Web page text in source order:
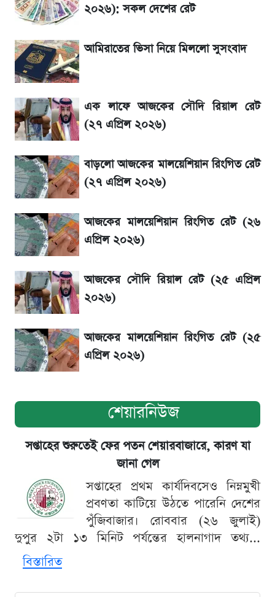
SSc Result 2026 তারিখ চূড়ান্ত, স্কুলে ভর্তি
মুনাফা বৃদ্ধির ধারায় ইসলামী ইন্স্যুরেন্স, ছয় মাসের
হিসাব প্রকাশ
শেয়ারপ্রতি সাড়ে ১০ টাকা বোনাস পাচ্ছে
বিনিয়োগকারীরা
মেসির জীবনে নেমে এলো শোকের ছায়া
La Liga 2026-2027: সর্বশেষ পয়েন্ট টেবিল ও
খবর
সূর্যগ্রহণের দিন আকাশে চোখ ধাঁধানো দৃশ্য, জেনে নিন
সময় ও স্থান
২০২৬): সকল দেশের রেট
আমিরাতের ভিসা নিয়ে মিললো সুসংবাদ
এক লাফে আজকের সৌদি রিয়াল রেট
(২৭ এপ্রিল ২০২৬)
বাড়লো আজকের মালয়েশিয়ান রিংগিত রেট
(২৭ এপ্রিল ২০২৬)
আজকের মালয়েশিয়ান রিংগিত রেট (২৬
এপ্রিল ২০২৬)
আজকের সৌদি রিয়াল রেট (২৫ এপ্রিল
২০২৬)
আজকের মালয়েশিয়ান রিংগিত রেট (২৫
এপ্রিল ২০২৬)
শেয়ারনিউজ
সপ্তাহের শুরুতেই ফের পতন শেয়ারবাজারে, কারণ যা
জানা গেল
সপ্তাহের প্রথম কার্যদিবসেও নিম্নমুখী
প্রবণতা কাটিয়ে উঠতে পারেনি দেশের
পুঁজিবাজার। রোববার (২৬ জুলাই)
দুপুর ২টা ১৩ মিনিট পর্যন্তের হালনাগাদ তথ্য...
বিস্তারিত